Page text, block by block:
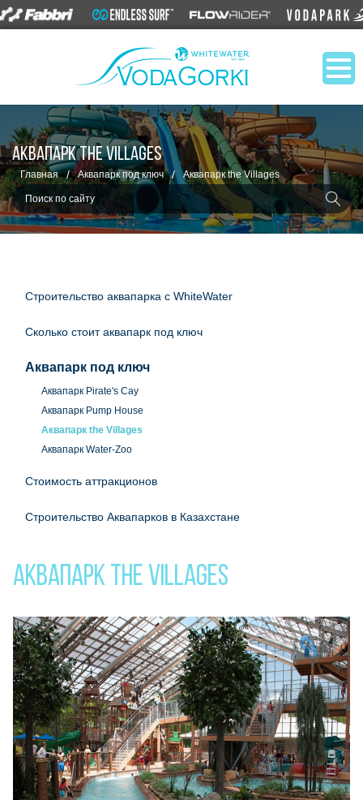
АКВАПАРК THE VILLAGES
Главная / Аквапарк под ключ / Аквапарк the Villages
Строительство аквапарка с WhiteWater
Сколько стоит аквапарк под ключ
Аквапарк под ключ
Аквапарк Pirate's Cay
Аквапарк Pump House
Аквапарк the Villages
Аквапарк Water-Zoo
Стоимость аттракционов
Строительство Аквапарков в Казахстане
Аквапарк the Villages